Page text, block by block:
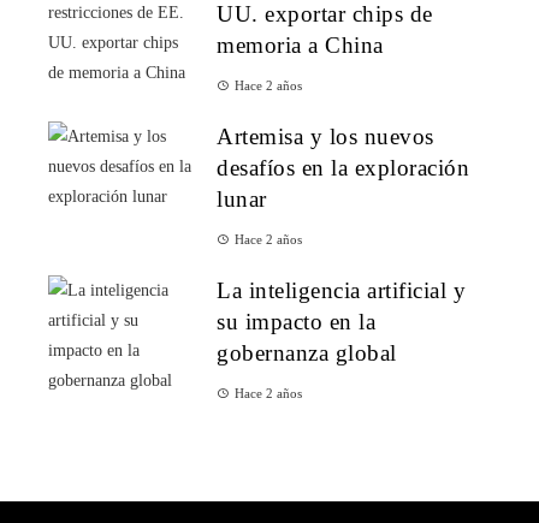
UU. exportar chips de
memoria a China
Hace 2 años
Artemisa y los nuevos
desafíos en la exploración
lunar
Hace 2 años
La inteligencia artificial y
su impacto en la
gobernanza global
Hace 2 años